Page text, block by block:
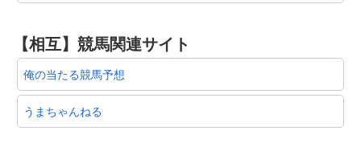
【相互】競馬関連サイト
俺の当たる競馬予想
うまちゃんねる